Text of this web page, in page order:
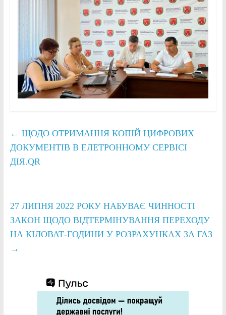
← ЩОДО ОТРИМАННЯ КОПІЙ ЦИФРОВИХ
ДОКУМЕНТІВ В ЕЛЕТРОННОМУ СЕРВІСІ
ДІЯ.QR
27 ЛИПНЯ 2022 РОКУ НАБУВАЄ ЧИННОСТІ
ЗАКОН ЩОДО ВІДТЕРМІНУВАННЯ ПЕРЕХОДУ
НА КІЛОВАТ-ГОДИНИ У РОЗРАХУНКАХ ЗА ГАЗ
→